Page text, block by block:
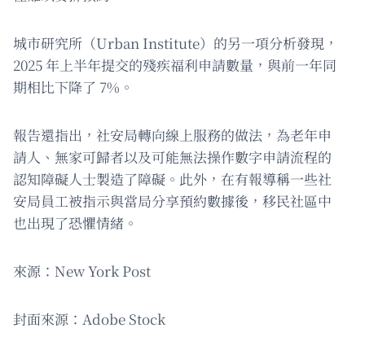
城市研究所（Urban Institute）的另一項分析發現，
2025 年上半年提交的殘疾福利申請數量，與前一年同
期相比下降了 7%。
報告還指出，社安局轉向線上服務的做法，為老年申
請人、無家可歸者以及可能無法操作數字申請流程的
認知障礙人士製造了障礙。此外，在有報導稱一些社
安局員工被指示與當局分享預約數據後，移民社區中
也出現了恐懼情緒。
來源：New York Post
封面來源：Adobe Stock